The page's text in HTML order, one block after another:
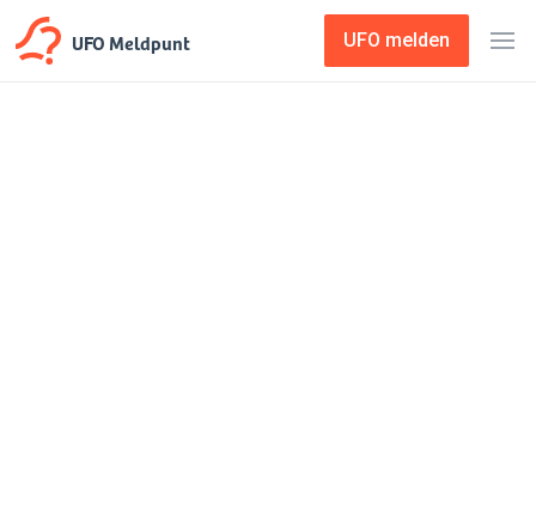
UFO Meldpunt UFO melden